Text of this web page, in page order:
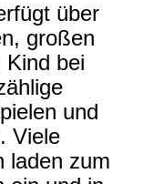
über
großen
Kind bei
und
Viele
laden zum